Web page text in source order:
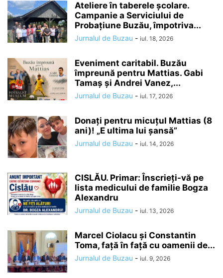
Ateliere în taberele școlare.
Campanie a Serviciului de
Probațiune Buzău, împotriva...
Jurnalul de Buzau - iul. 18, 2026
Eveniment caritabil. Buzău
împreună pentru Mattias. Gabi
Tamaș și Andrei Vanez,...
Jurnalul de Buzau - iul. 17, 2026
Donați pentru micuțul Mattias (8
ani)! „E ultima lui șansă”
Jurnalul de Buzau - iul. 14, 2026
CISLĂU. Primar: Înscrieți-vă pe
lista medicului de familie Bogza
Alexandru
Jurnalul de Buzau - iul. 13, 2026
Marcel Ciolacu și Constantin
Toma, față în față cu oamenii de...
Jurnalul de Buzau - iul. 9, 2026